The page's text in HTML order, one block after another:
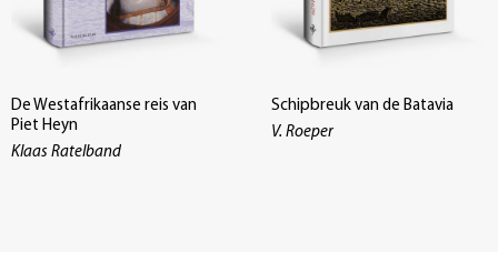
De Westafrikaanse reis van
Piet Heyn
Klaas Ratelband
Schipbreuk van de Batavia
V. Roeper